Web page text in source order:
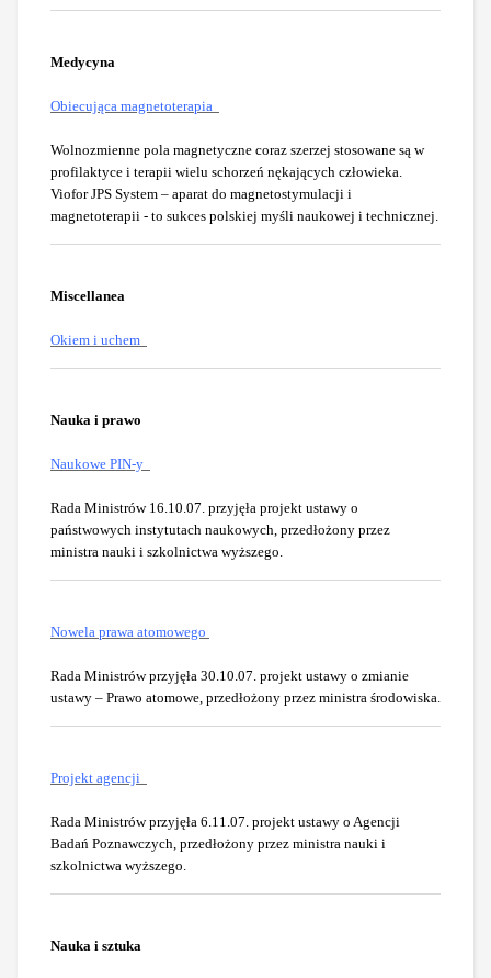
Medycyna
Obiecująca magnetoterapia
Wolnozmienne pola magnetyczne coraz szerzej stosowane są w
profilaktyce i terapii wielu schorzeń nękających człowieka.
Viofor JPS System – aparat do magnetostymulacji i
magnetoterapii - to sukces polskiej myśli naukowej i technicznej.
Miscellanea
Okiem i uchem
Nauka i prawo
Naukowe PIN-y
Rada Ministrów 16.10.07. przyjęła projekt ustawy o
państwowych instytutach naukowych, przedłożony przez
ministra nauki i szkolnictwa wyższego.
Nowela prawa atomowego
Rada Ministrów przyjęła 30.10.07. projekt ustawy o zmianie
ustawy – Prawo atomowe, przedłożony przez ministra środowiska.
Projekt agencji
Rada Ministrów przyjęła 6.11.07. projekt ustawy o Agencji
Badań Poznawczych, przedłożony przez ministra nauki i
szkolnictwa wyższego.
Nauka i sztuka